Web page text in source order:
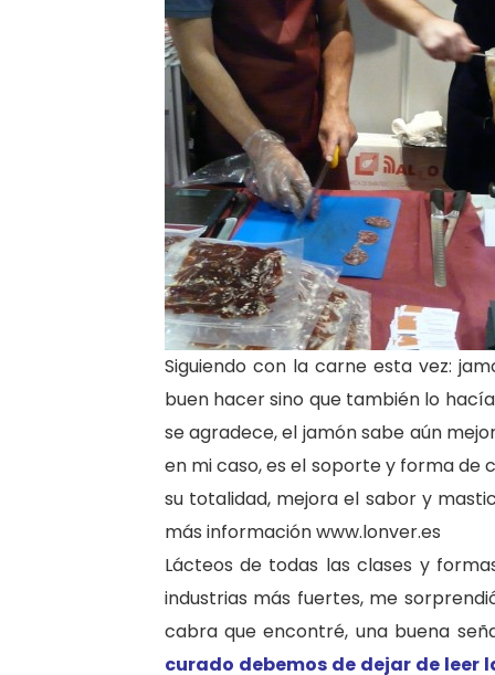
Siguiendo con la carne esta vez:
buen hacer sino que también lo
se agradece, el jamón sabe aún
en mi caso, es el soporte y forma
su totalidad, mejora el sabor y
más información www.lonver.es
Lácteos de todas las clases y
industrias más fuertes, me
cabra que encontré, una buena
curado debemos de dejar de